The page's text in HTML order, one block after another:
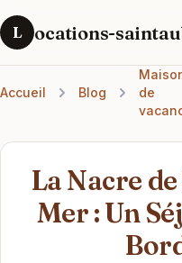
L ocations-
Accueil Blog
de
La Nacre
Mer : Un